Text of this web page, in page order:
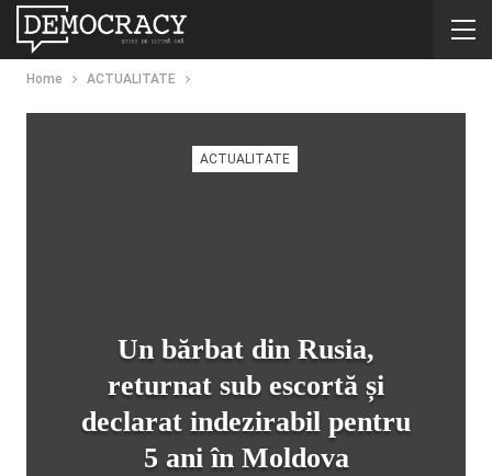
Home ACTUALITATE
ACTUALITATE
Un bărbat din Rusia,
returnat sub escortă și
declarat indezirabil pentru
5 ani în Moldova